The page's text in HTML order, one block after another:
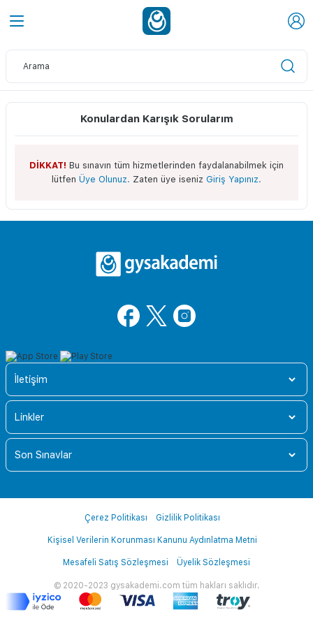
Konulardan Karışık Sorularım
DİKKAT! Bu sınavın tüm hizmetlerinden faydalanabilmek için
lütfen Üye Olunuz. Zaten üye iseniz Giriş Yapınız.
İletişim
Linkler
Son Sınavlar
© 2020-2023 gysakademi.com tüm hakları saklıdır.
Çerez Politikası Gizlilik Politikası
Kişisel Verilerin Korunması Kanunu Aydınlatma Metni
Mesafeli Satış Sözleşmesi Üyelik Sözleşmesi